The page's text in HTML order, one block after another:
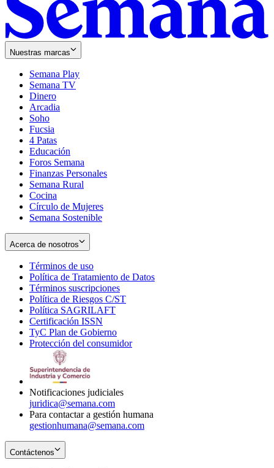
Nuestras marcas
Semana Play
Semana TV
Dinero
Arcadia
Soho
in
new
window
Fucsia
in
new
window
4 Patas
Educación
Foros Semana
Finanzas Personales
Semana Rural
Cocina
Círculo de Mujeres
Semana Sostenible
Acerca de nosotros
Términos de uso
in
new
window
Política de Tratamiento de Datos
Términos suscripciones
in
Política de Riesgos C/ST
Política SAGRILAFT
new
window
Certificación ISSN
in
new
TyC Plan de Gobierno
in
Protección del consumidorOpens
Notificaciones judiciales
juridica@semana.com
Para contactar a gestión humana
gestionhumana@semana.com
Contáctenos